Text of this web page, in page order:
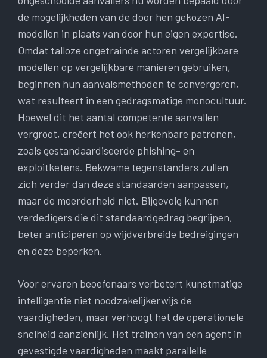
de mogelijkheden van de door hen gekozen AI-
modellen in plaats van door hun eigen expertise.
Omdat talloze ongetrainde actoren vergelijkbare
modellen op vergelijkbare manieren gebruiken,
beginnen hun aanvalsmethoden te convergeren,
wat resulteert in een gedragsmatige monocultuur.
Hoewel dit het aantal competente aanvallen
vergroot, creëert het ook herkenbare patronen,
zoals gestandaardiseerde phishing- en
exploitketens. Bekwame tegenstanders zullen
zich verder dan deze standaarden aanpassen,
maar de meerderheid niet. Bijgevolg kunnen
verdedigers die dit standaardgedrag begrijpen,
beter anticiperen op wijdverbreide bedreigingen
en deze beperken.
Voor ervaren beoefenaars verbetert kunstmatige
intelligentie niet noodzakelijkerwijs de
vaardigheden, maar verhoogt het de operationele
snelheid aanzienlijk. Het trainen van een agent in
gevestigde vaardigheden maakt parallelle